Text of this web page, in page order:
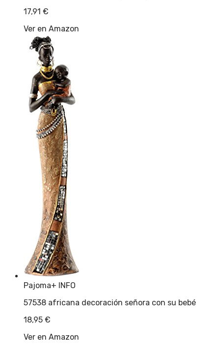
17,91 €
Ver en Amazon
Pajoma+ INFO
57538 africana decoración señora con su bebé
18,95 €
Ver en Amazon